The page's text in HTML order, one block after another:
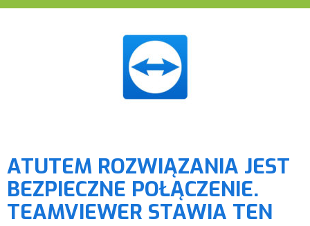
ATUTEM ROZWIĄZANIA JEST
BEZPIECZNE POŁĄCZENIE.
TEAMVIEWER STAWIA TEN